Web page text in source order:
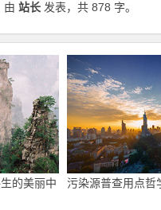
由站长 发表，共 878 字。
的美丽中
污染源普查用点哲